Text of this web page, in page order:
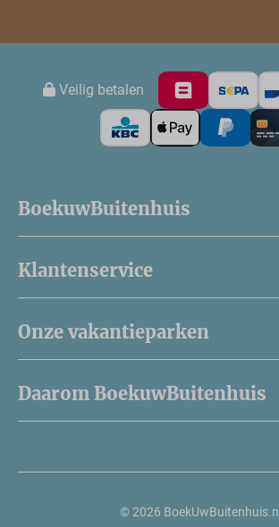
Veilig betalen
BoekuwBuitenhuis
Klantenservice
Onze vakantieparken
Daarom BoekuwBuitenhuis
© 2026 BoekUwBuitenhuis.nl